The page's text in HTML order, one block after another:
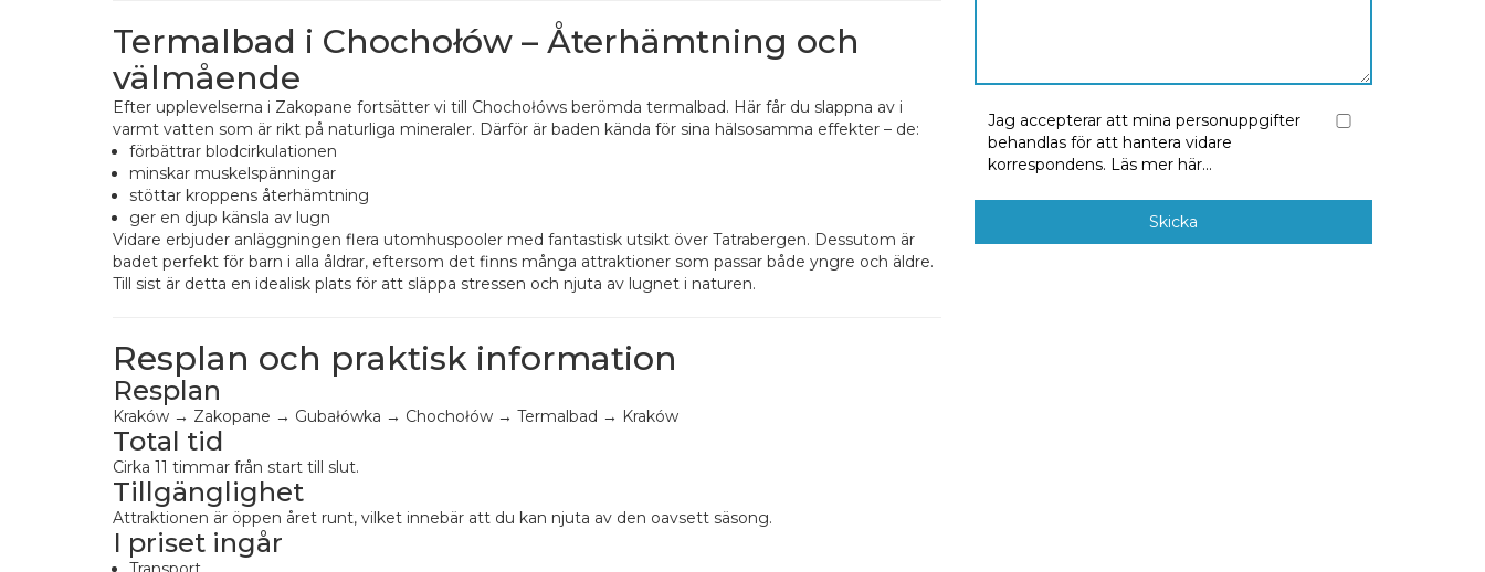
Termalbad i Chochołów – Återhämtning och
välmående
Efter upplevelserna i Zakopane fortsätter vi till Chochołóws berömda termalbad. Här får du slappna av i
varmt vatten som är rikt på naturliga mineraler. Därför är baden kända för sina hälsosamma effekter – de:
förbättrar blodcirkulationen
minskar muskelspänningar
stöttar kroppens återhämtning
ger en djup känsla av lugn
Vidare erbjuder anläggningen flera utomhuspooler med fantastisk utsikt över Tatrabergen. Dessutom är
badet perfekt för barn i alla åldrar, eftersom det finns många attraktioner som passar både yngre och äldre.
Till sist är detta en idealisk plats för att släppa stressen och njuta av lugnet i naturen.
Resplan och praktisk information
Resplan
Kraków → Zakopane → Gubałówka → Chochołów → Termalbad → Kraków
Total tid
Cirka 11 timmar från start till slut.
Tillgänglighet
Attraktionen är öppen året runt, vilket innebär att du kan njuta av den oavsett säsong.
I priset ingår
Jag accepterar att mina personuppgifter
behandlas för att hantera vidare
korrespondens. Läs mer här...